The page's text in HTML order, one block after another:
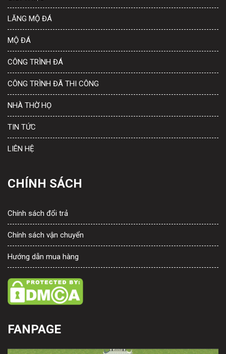
LĂNG MỘ ĐÁ
MỘ ĐÁ
CÔNG TRÌNH ĐÁ
CÔNG TRÌNH ĐÃ THI CÔNG
NHÀ THỜ HỌ
TIN TỨC
LIÊN HỆ
CHÍNH SÁCH
Chính sách đổi trả
Chính sách vận chuyển
Hướng dẫn mua hàng
FANPAGE